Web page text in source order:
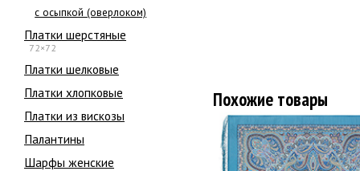
с осыпкой (оверлоком)
Платки шерстяные
72×72
Платки шелковые
Платки хлопковые
Платки из вискозы
Палантины
Шарфы женские
Похожие товары